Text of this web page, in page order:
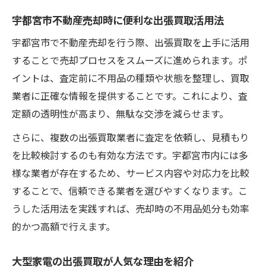
宇都宮市不動産売却時に便利な出張買取活用法
宇都宮市で不動産売却を行う際、出張買取を上手に活用
することで売却プロセスをスムーズに進められます。ポ
イントは、査定前に不用品の種類や状態を整理し、買取
業者に正確な情報を提供することです。これにより、査
定額の透明性が高まり、無駄な交渉を減らせます。
さらに、複数の出張買取業者に査定を依頼し、見積もり
を比較検討するのも有効な方法です。宇都宮市内には多
様な業者が存在するため、サービス内容や対応力を比較
することで、信頼できる業者を選びやすくなります。こ
うした活用法を実践すれば、売却時の不用品処分も効率
的かつ高額で行えます。
大型家電の出張買取が人気な理由を紹介